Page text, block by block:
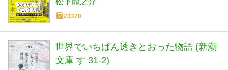
23370
世界でいちばん透きとおった物語 (新潮
文庫 す 31-2)